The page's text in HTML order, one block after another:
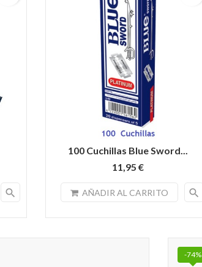
search
100 Cuchillas Blue Sword...
11,95 €
AÑADIR AL CARRITO search
-74%